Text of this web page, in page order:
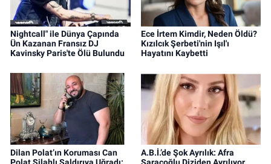
Nightcall" ile Dünya Çapında
Ün Kazanan Fransız DJ
Kavinsky Paris'te Ölü Bulundu
Ece İrtem Kimdir, Neden Öldü?
Kızılcık Şerbeti'nin Işıl'ı
Hayatını Kaybetti
Dilan Polat’ın Koruması Can
Polat Silahlı Saldırıya Uğradı:
A.B.İ.’de Şok Ayrılık: Afra
Saraçoğlu Diziden Ayrılıyor,